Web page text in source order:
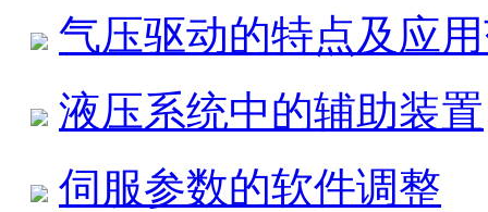
气压驱动的特点及应
液压系统中的辅助装置
伺服参数的软件调整